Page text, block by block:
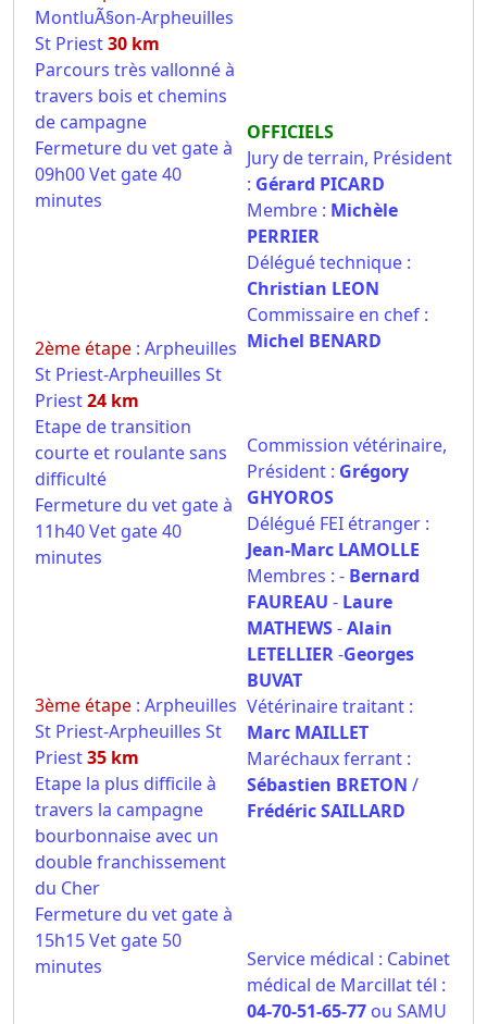
MontluÃ§on-Arpheuilles
St Priest30 km
Parcours très vallonné à
travers bois et chemins
de campagne
Fermeture du vet gate à
09h00 Vet gate 40
minutes
2ème étape : Arpheuilles
St Priest-Arpheuilles St
Priest24 km
Etape de transition
courte et roulante sans
difficulté
Fermeture du vet gate à
11h40 Vet gate 40
minutes
3ème étape : Arpheuilles
St Priest-Arpheuilles St
Priest35 km
Etape la plus difficile à
travers la campagne
bourbonnaise avec un
double franchissement
du Cher
Fermeture du vet gate à
15h15 Vet gate 50
minutes
OFFICIELS
Jury de terrain, Président
: Gérard PICARD
Membre : Michèle
PERRIER
Délégué technique :
Christian LEON
Commissaire en chef :
Michel BENARD
Commission vétérinaire,
Président : Grégory
GHYOROS
Délégué FEI étranger :
Jean-Marc LAMOLLE
Membres : - Bernard
FAUREAU - Laure
MATHEWS-Alain
LETELLIER-Georges
BUVAT
Vétérinaire traitant :
Marc MAILLET
Maréchaux ferrant :
Sébastien BRETON /
Frédéric SAILLARD
Service médical : Cabinet
médical de Marcillat tél :
04-70-51-65-77 ou SAMU